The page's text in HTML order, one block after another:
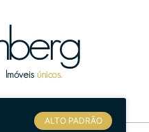
ALTO PADRÃO